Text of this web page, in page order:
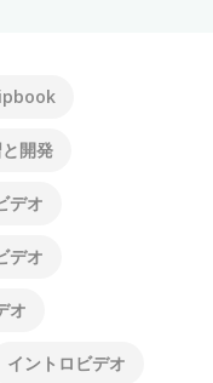
開発
デオ
デオ
オ
イントロビデオ